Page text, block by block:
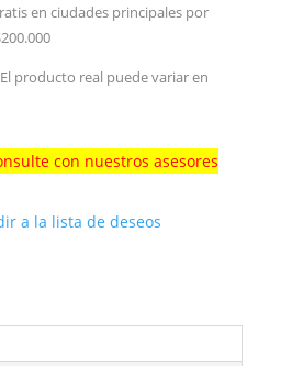
en ciudades principales por
producto real puede variar en
con nuestros asesores
a la lista de deseos